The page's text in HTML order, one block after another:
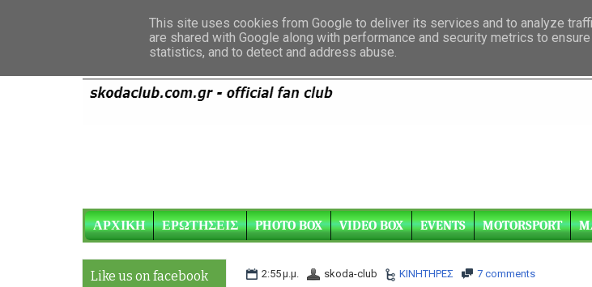
ΑΡΧΙΚΗ ΕΡΩΤΗΣΕΙΣ PHOTO BOX VIDEO BOX EVENTS MOTORSPORT
2:55 μ.μ. skoda-club ΚΙΝΗΤΗΡΕΣ 7 comments
Like us on facebook
This site uses cookies from Google to deliver its services and to analyze
are shared with Google along with performance and security metrics to
statistics, and to detect and address abuse.